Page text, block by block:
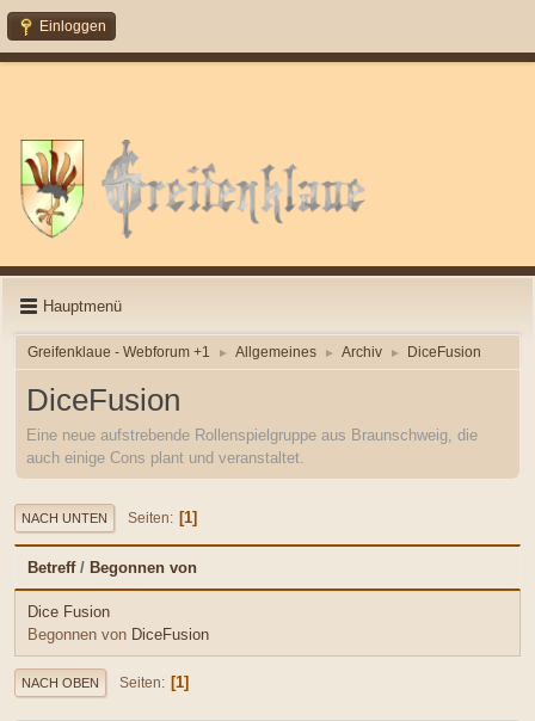
Einloggen
Hauptmenü
Greifenklaue - Webforum +1 ► Allgemeines ► Archiv ► DiceFusion
DiceFusion
Eine neue aufstrebende Rollenspielgruppe aus Braunschweig, die
auch einige Cons plant und veranstaltet.
NACH UNTEN Seiten 1
Betreff/ Begonnen von
Dice Fusion
Begonnen von DiceFusion
NACH OBEN Seiten 1